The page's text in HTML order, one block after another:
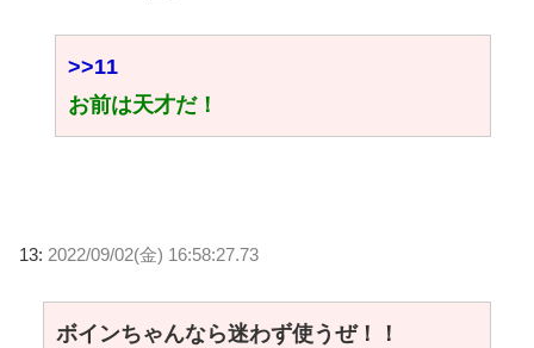
>>11
お前は天才だ！
13: 2022/09/02(金) 16:58:27.73
ボインちゃんなら迷わず使うぜ！！